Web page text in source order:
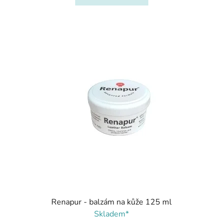
Renapur - balzám na kůže 125 ml
Skladem*